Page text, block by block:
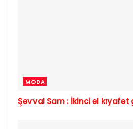
MODA
Şevval Sam : İkinci el